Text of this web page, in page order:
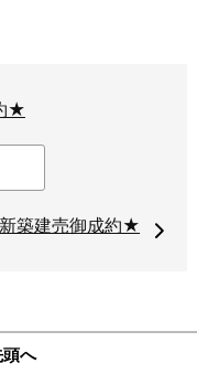
★
築建売御成約★
へ